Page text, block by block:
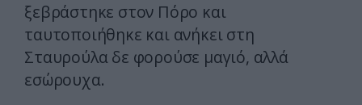
ξεβράστηκε στον Πόρο και
ταυτοποιήθηκε και ανήκει στη
Σταυρούλα δε φορούσε μαγιό, αλλά
εσώρουχα.